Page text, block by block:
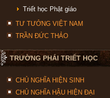
Triết học Phật giáo
TƯ TƯỞNG VIỆT NAM
TRẦN ĐỨC THẢO
TRƯỜNG PHÁI TRIẾT HỌC
CHỦ NGHĨA HIỆN SINH
CHỦ NGHĨA HẬU HIỆN ĐẠI